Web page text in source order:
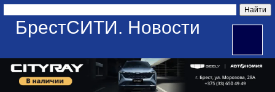
БрестСИТИ. Новости